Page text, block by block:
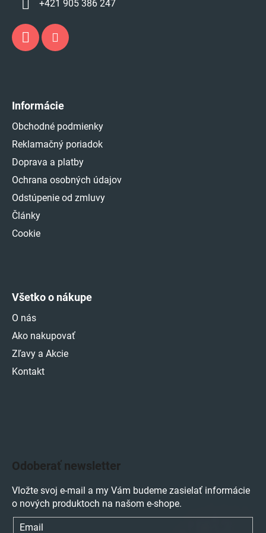
+421 905 386 247
Informácie
Obchodné podmienky
Reklamačný poriadok
Doprava a platby
Ochrana osobných údajov
Odstúpenie od zmluvy
Články
Cookie
Všetko o nákupe
O nás
Ako nakupovať
Zľavy a Akcie
Kontakt
Odoberať newsletter
Vložte svoj e-mail a my Vám budeme zasielať informácie
o nových produktoch na našom e-shope.
Email